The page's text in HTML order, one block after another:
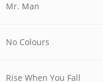
Mr. Man
No Colours
Rise When You Fall